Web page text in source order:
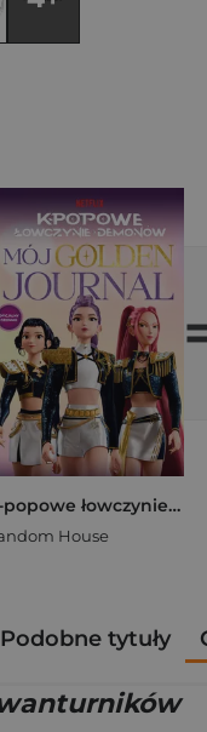
K-popowe łowczynie demonów. Mój golden journal. Oficjalny dziennik
House
Podobne tytuły